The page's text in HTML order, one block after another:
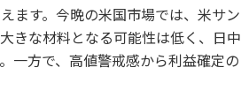
ます。今晩の米国市場では、米サン
きな材料となる可能性は低く、日中
一方で、高値警戒感から利益確定の